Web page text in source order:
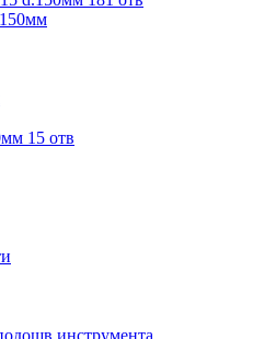
15 отв
инструмента